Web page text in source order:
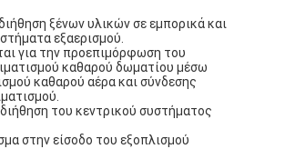
ξένων υλικών σε εμπορικά και
εξαερισμού.
για την προεπιμόρφωση του
καθαρού δωματίου μέσω
καθαρού αέρα και σύνδεσης
του κεντρικού συστήματος
στην είσοδο του εξοπλισμού